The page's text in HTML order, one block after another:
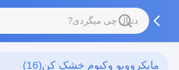
مایکروویو وکیوم خشک کن(16)